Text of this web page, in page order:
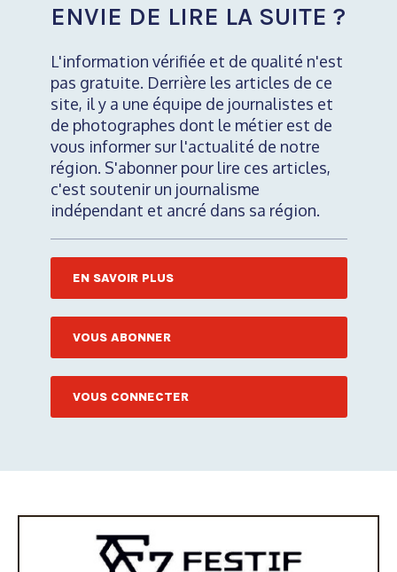
ENVIE DE LIRE LA SUITE ?
L'information vérifiée et de qualité n'est
pas gratuite. Derrière les articles de ce
site, il y a une équipe de journalistes et
de photographes dont le métier est de
vous informer sur l'actualité de notre
région. S'abonner pour lire ces articles,
c'est soutenir un journalisme
indépendant et ancré dans sa région.
EN SAVOIR PLUS
VOUS ABONNER
VOUS CONNECTER